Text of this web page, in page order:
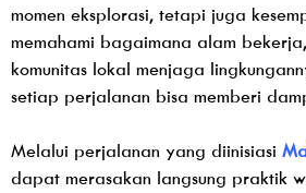
momen eksplorasi, tetapi juga
memahami bagaimana alam
komunitas lokal menjaga
setiap perjalanan bisa memberi
Melalui perjalanan yang diinisiasi
dapat merasakan langsung praktik